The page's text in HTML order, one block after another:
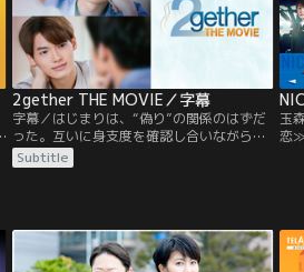
2gether THE MOVIE／字幕
字幕／はじまりは、“偽り”の関係のはずだ
った。互いに身支度を確認し合いながら、
真新しいスーツに身を包むタインとサラワ
ット。今日は、二人にとって新たな1ペー
は、ある日、同級生の男子グリーンから告
白される。グリーンの猛アプローチに…。
Subtitle
玉
恋≫